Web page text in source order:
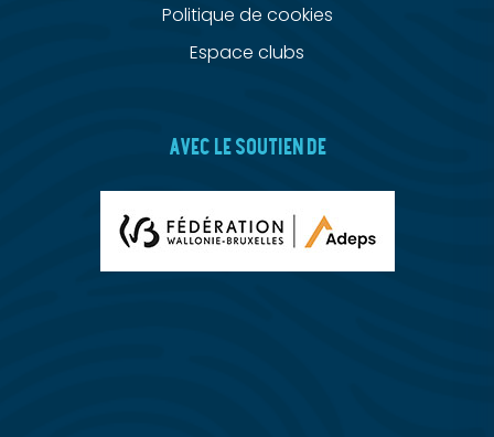
Politique de cookies
Espace clubs
AVEC LE SOUTIEN DE